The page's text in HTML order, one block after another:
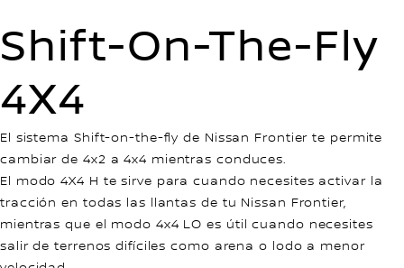
Shift-On-The-Fly
4X4
El sistema Shift-on-the-fly de Nissan Frontier te permite
cambiar de 4x2 a 4x4 mientras conduces.
El modo 4X4 H te sirve para cuando necesites activar la
tracción en todas las llantas de tu Nissan Frontier,
mientras que el modo 4x4 LO es útil cuando necesites
salir de terrenos difíciles como arena o lodo a menor